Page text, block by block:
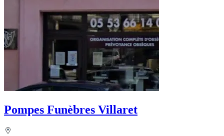
Pompes Funèbres Villaret